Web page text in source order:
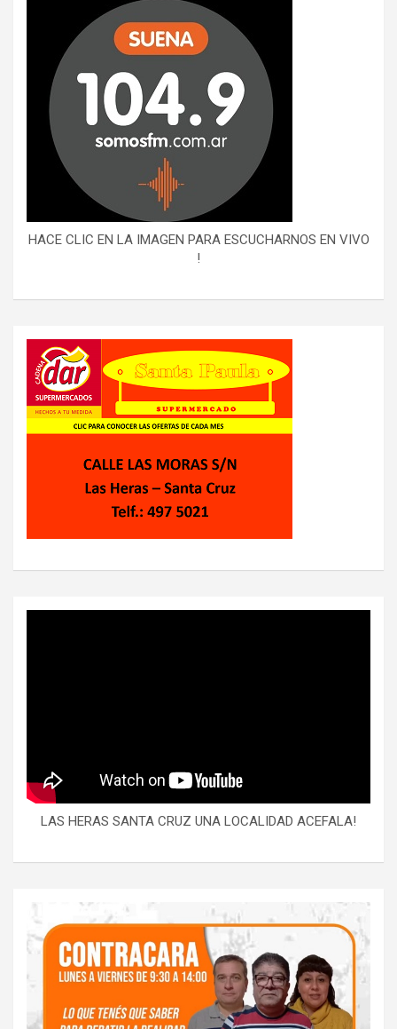
HACE CLIC EN LA IMAGEN PARA ESCUCHARNOS EN VIVO
!
LAS HERAS SANTA CRUZ UNA LOCALIDAD ACEFALA!